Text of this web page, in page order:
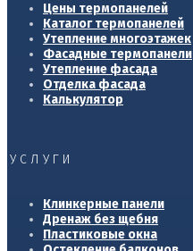
Цены термопанелей
Каталог термопанелей
Утепление многоэтажек
Фасадные термопанели
Утепление фасада
Отделка фасада
Калькулятор
УСЛУГИ
Клинкерные панели
Дренаж без щебня
Пластиковые окна